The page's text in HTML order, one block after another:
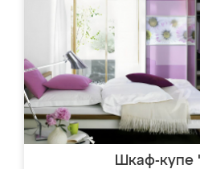
Шкаф-купе